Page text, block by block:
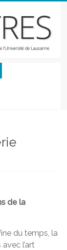
de la
du temps, la
l’art